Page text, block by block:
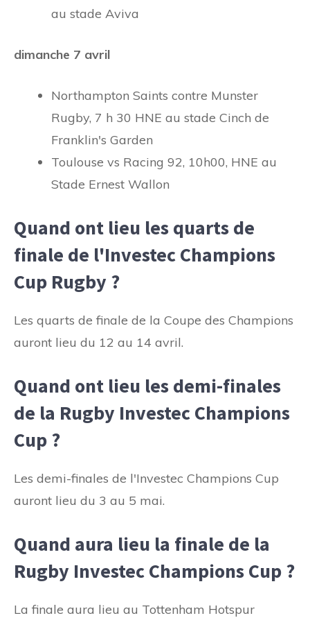
au stade Aviva
dimanche 7 avril
Northampton Saints contre Munster
Rugby, 7 h 30 HNE au stade Cinch de
Franklin's Garden
Toulouse vs Racing 92, 10h00, HNE au
Stade Ernest Wallon
Quand ont lieu les quarts de
finale de l'Investec Champions
Cup Rugby ?
Les quarts de finale de la Coupe des Champions
auront lieu du 12 au 14 avril.
Quand ont lieu les demi-finales
de la Rugby Investec Champions
Cup ?
Les demi-finales de l'Investec Champions Cup
auront lieu du 3 au 5 mai.
Quand aura lieu la finale de la
Rugby Investec Champions Cup ?
La finale aura lieu au Tottenham Hotspur